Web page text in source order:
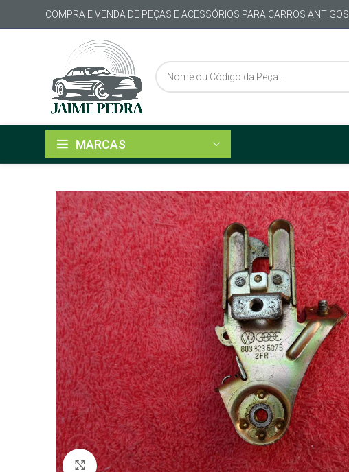
COMPRA E VENDA DE PEÇAS E ACESSÓRIOS PARA CARROS ANTIGOS
MARCAS
Click to enlarge